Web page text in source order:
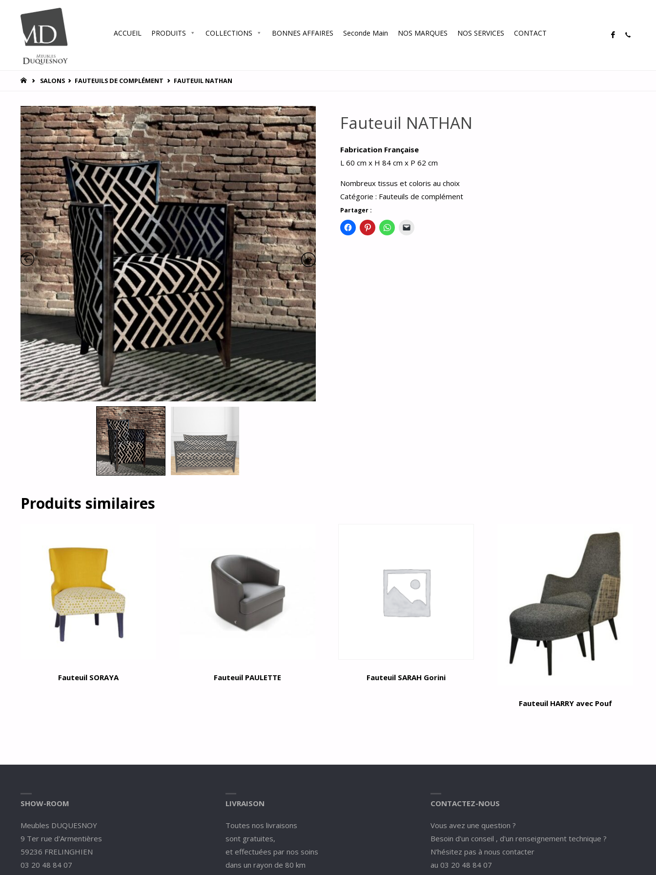
accompagner
to
ACCUEIL PRODUITS COLLECTIONS BONNES AFFAIRES Seconde Main NOS MARQUES NOS SERVICES CONTACT
HOMESALONS FAUTEUILS DE COMPLÉMENT FAUTEUIL NATHAN
Fauteuil NATHAN
Fabrication Française
L 60 cm x H 84 cm x P 62 cm
Nombreux tissus et coloris au choix
Catégorie : Fauteuils de complément
Partager :
Produits similaires
Fauteuil SORAYA Fauteuil PAULETTE Fauteuil SARAH Gorini
Fauteuil HARRY avec Pouf
SHOW-ROOM
Meubles DUQUESNOY
9 Ter rue d'Armentières
59236 FRELINGHIEN
03 20 48 84 07
LIVRAISON
Toutes nos livraisons
sont gratuites,
et effectuées par nos soins
dans un rayon de 80 km
CONTACTEZ-NOUS
Vous avez une question ?
Besoin d'un conseil , d'un renseignement technique ?
N'hésitez pas à nous contacter
au 03 20 48 84 07